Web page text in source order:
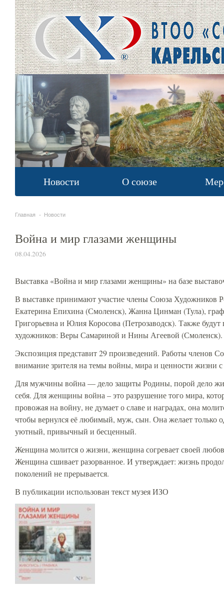
Новости О союзе
Главная Новости
Война и мир глазами женщины
08.04.2026
Выставка «Война и мир глазами женщины» на базе
В выставке принимают участие члены Союза Художников
Екатерина Епихина (Смоленск), Жанна Цинман (Тула),
Григорьевна и Юлия Коросова (Петрозаводск). Также
художников: Веры Самариной и Нины Агеевой (Смоленск).
Экспозиция представит 29 произведений. Работы членов
внимание зрителя на темы войны, мира и ценности жизни
Для мужчины война — дело защиты Родины, порой дело
себя. Для женщины война – это разрушение того мира,
провожая на войну, не думает о славе и наградах, она
чтобы вернулся её любимый, муж, сын. Она желает только
уютный, привычный и бесценный.
Женщина молится о жизни, женщина согревает своей
Женщина сшивает разорванное. И утверждает: жизнь
поколений не прерывается.
В публикации использован текст музея ИЗО